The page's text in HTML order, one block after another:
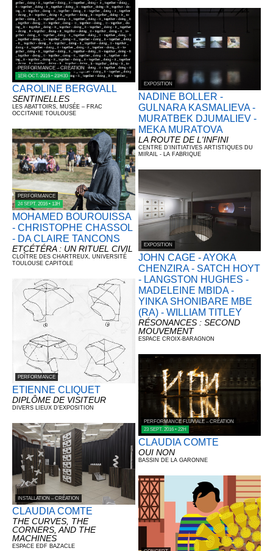
PERFORMANCE – CRÉATION
1ER OCT. 2016 • 21H30
CAROLINE BERGVALL
SENTINELLES
LES ABATTOIRS, MUSÉE – FRAC
OCCITANIE TOULOUSE
PERFORMANCE
24 SEPT. 2016 • 13H
MOHAMED BOUROUISSA
- CHRISTOPHE CHASSOL
- DA CLAIRE TANCONS
ETCÉTÉRA : UN RITUEL CIVIL
CLOÎTRE DES CHARTREUX, UNIVERSITÉ
TOULOUSE CAPITOLE
PERFORMANCE
ETIENNE CLIQUET
DIPLÔME DE VISITEUR
DIVERS LIEUX D'EXPOSITION
INSTALLATION – CRÉATION
CLAUDIA COMTE
THE CURVES, THE
CORNERS, AND THE
MACHINES
ESPACE EDF BAZACLE
EXPOSITION
NADINE BOLLER -
GULNARA KASMALIEVA -
MURATBEK DJUMALIEV -
MEKA MURATOVA
LA ROUTE DE L'INFINI
CENTRE D’INITIATIVES ARTISTIQUES DU
MIRAIL - LA FABRIQUE
EXPOSITION
JOHN CAGE - AYOKA
CHENZIRA - SATCH HOYT
- LANGSTON HUGHES -
MADELEINE MBIDA -
YINKA SHONIBARE MBE
(RA) - WILLIAM TITLEY
RÉSONANCES : SECOND
MOUVEMENT
ESPACE CROIX-BARAGNON
PERFORMANCE FLUVIALE – CRÉATION
23 SEPT. 2016 • 22H
CLAUDIA COMTE
OUI NON
BASSIN DE LA GARONNE